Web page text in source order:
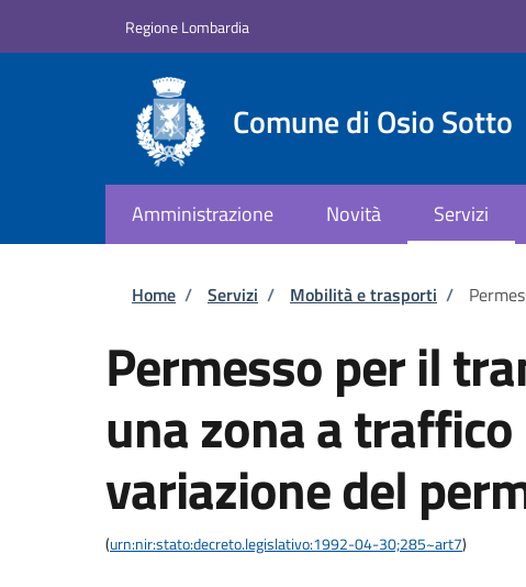
Regione Lombardia
Comune di Osio Sotto
Amministrazione Novità Servizi
Briciole di pane
Home / Servizi / Mobilità e trasporti /
Permesso per il
una zona a
variazione del
(urn:nir:stato:decreto.legislativo:1992-04-30;285~art7)